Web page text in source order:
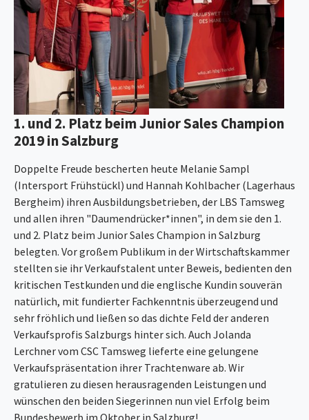
1. und 2. Platz beim Junior Sales Champion
2019 in Salzburg
Doppelte Freude bescherten heute Melanie Sampl
(Intersport Frühstückl) und Hannah Kohlbacher (Lagerhaus
Bergheim) ihren Ausbildungsbetrieben, der LBS Tamsweg
und allen ihren "Daumendrücker*innen", in dem sie den 1.
und 2. Platz beim Junior Sales Champion in Salzburg
belegten. Vor großem Publikum in der Wirtschaftskammer
stellten sie ihr Verkaufstalent unter Beweis, bedienten den
kritischen Testkunden und die englische Kundin souverän
natürlich, mit fundierter Fachkenntnis überzeugend und
sehr fröhlich und ließen so das dichte Feld der anderen
Verkaufsprofis Salzburgs hinter sich. Auch Jolanda
Lerchner vom CSC Tamsweg lieferte eine gelungene
Verkaufspräsentation ihrer Trachtenware ab. Wir
gratulieren zu diesen herausragenden Leistungen und
wünschen den beiden Siegerinnen nun viel Erfolg beim
Bundesbewerb im Oktober in Salzburg!